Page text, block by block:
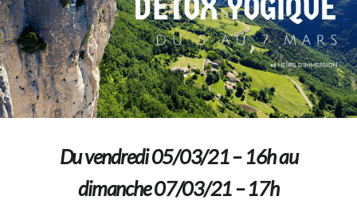
Du vendredi 05/03/21 – 16h au
dimanche 07/03/21 – 17h